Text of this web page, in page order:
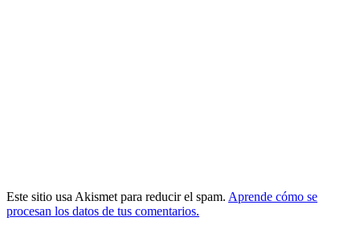
Este sitio usa Akismet para reducir el spam. Aprende cómo se
procesan los datos de tus comentarios.